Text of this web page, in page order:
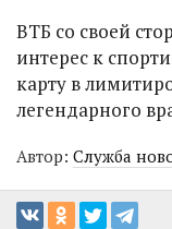
ВТБ со своей
интерес к
карту в
легендарного
Автор: Служба